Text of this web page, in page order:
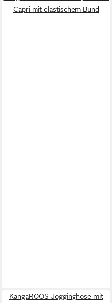
Capri mit elastischem Bund
KangaROOS Jogginghose mit